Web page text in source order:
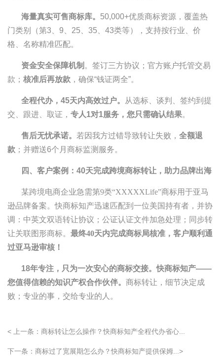
海量真实可售商标库。 50,000+优质商标资源，覆盖热
门类别（第3、9、25、35、43类等），支持按行业、价
格、名称精准匹配。
资金安全保障机制 。签订三方协议；官方账户托管交易
款； 核准后再放款 ，确保“钱证两全”。
全程代办，45天内高效过户。
从选标、谈判、签约到提
交、跟进、取证， 专人1对1服务，您只需确认结果。
售后无忧承诺。 若因我方过错导致转让失败， 全额退
款 ；并赠送6个月商标监测服务。
四、客户案例：40天完成跨境商标转让，助力品牌出海
某跨境电商企业急需第9类“XXXXXLife”商标用于亚马
逊品牌备案。快商标知产迅速匹配到一位美国持有者，并协
调：中英文双语转让协议；公证认证文件加急处理；同步转
让关联图形商标。 最终40天内完成商标局核准，客户顺利通
过亚马逊审核！
18年专注，只为一次安心的商标交接。快商标知产——
您值得信赖的知识产权合作伙伴。 商标转让，细节决定成
败；专业的事，交给专业的人。
< 上一条：商标转让怎么操作？快商标知产全程代办省心...
下一条：商标过了宽展期怎么办？快商标知产提供保姆...>